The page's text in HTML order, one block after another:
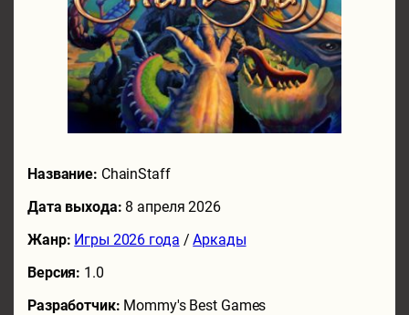
Название: ChainStaff
Дата выхода: 8 апреля 2026
Жанр: Игры 2026 года /Аркады
Версия: 1.0
Разработчик: Mommy's Best Games